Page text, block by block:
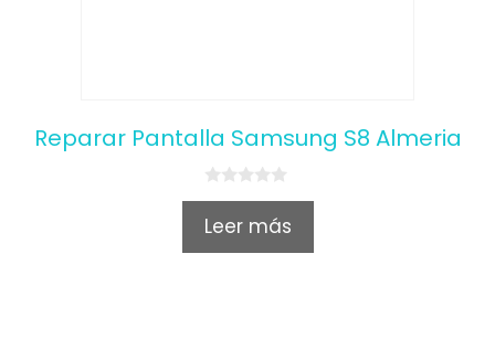
Reparar Pantalla Samsung S8 Almeria
0
u
Leer más